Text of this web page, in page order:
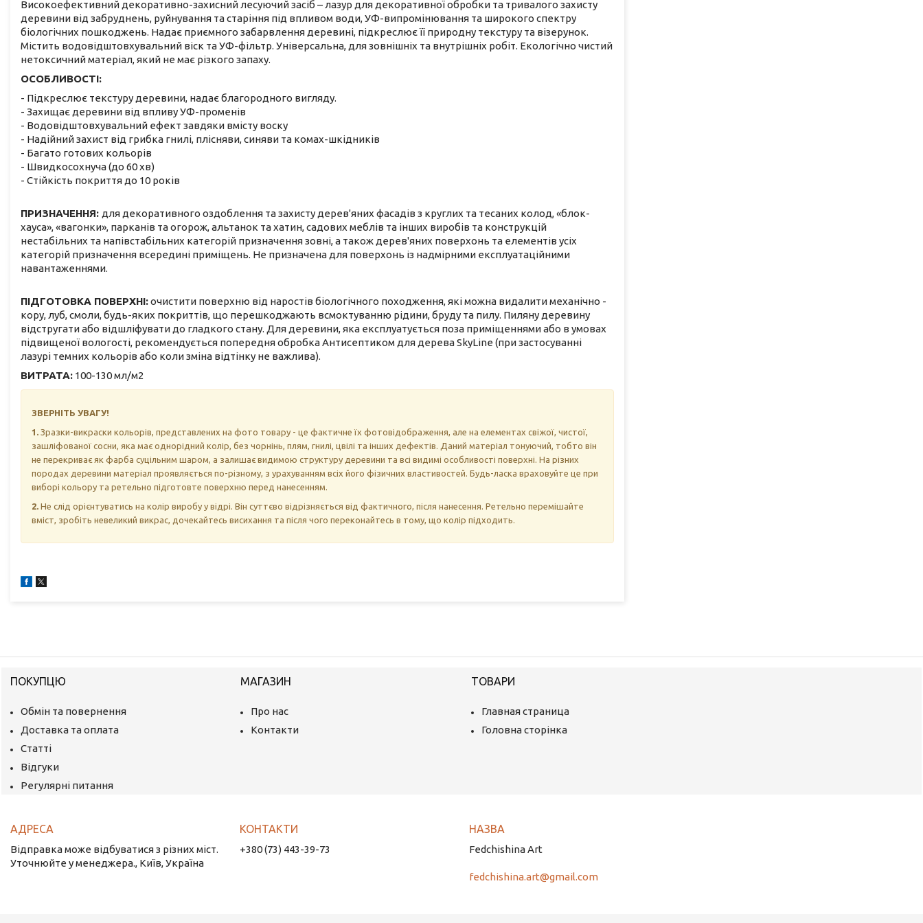
Високоефективний декоративно-захисний лесуючий засіб – лазур для декоративної обробки та тривалого захисту
деревини від забруднень, руйнування та старіння під впливом води, УФ-випромінювання та широкого спектру
біологічних пошкоджень. Надає приємного забарвлення деревині, підкреслює її природну текстуру та візерунок.
Містить водовідштовхувальний віск та УФ-фільтр. Універсальна, для зовнішніх та внутрішніх робіт. Екологічно чистий
нетоксичний матеріал, який не має різкого запаху.
ОСОБЛИВОСТІ:
- Підкреслює текстуру деревини, надає благородного вигляду.
- Захищає деревини від впливу УФ-променів
- Водовідштовхувальний ефект завдяки вмісту воску
- Надійний захист від грибка гнилі, плісняви, синяви та комах-шкідників
- Багато готових кольорів
- Швидкосохнуча (до 60 хв)
- Стійкість покриття до 10 років
ПРИЗНАЧЕННЯ: для декоративного оздоблення та захисту дерев'яних фасадів з круглих та тесаних колод, «блок-
хауса», «вагонки», парканів та огорож, альтанок та хатин, садових меблів та інших виробів та конструкцій
нестабільних та напівстабільних категорій призначення зовні, а також дерев'яних поверхонь та елементів усіх
категорій призначення всередині приміщень. Не призначена для поверхонь із надмірними експлуатаційними
навантаженнями.
ПІДГОТОВКА ПОВЕРХНІ:очистити поверхню від наростів біологічного походження, які можна видалити механічно -
кору, луб, смоли, будь-яких покриттів, що перешкоджають всмоктуванню рідини, бруду та пилу. Пиляну деревину
відстругати або відшліфувати до гладкого стану. Для деревини, яка експлуатується поза приміщеннями або в умовах
підвищеної вологості, рекомендується попередня обробка Антисептиком для дерева SkyLine (при застосуванні
лазурі темних кольорів або коли зміна відтінку не важлива).
ВИТРАТА: 100-130 мл/м2
ЗВЕРНІТЬ УВАГУ!
1 Зразки-викраски кольорів, представлених на фото товару - це фактичне їх фотовідображення, але на елементах свіжої, чистої,
зашліфованої сосни, яка має однорідний колір, без чорнінь, плям, гнилі, цвілі та інших дефектів. Даний матеріал тонуючий, тобто він
не перекриває як фарба суцільним шаром, а залишає видимою структуру деревини та всі видимі особливості поверхні. На різних
породах деревини матеріал проявляється по-різному, з урахуванням всіх його фізичних властивостей. Будь-ласка враховуйте це при
виборі кольору та ретельно підготовте поверхню перед нанесенням.
2. Не слід орієнтуватись на колір виробу у відрі. Він суттєво відрізняється від фактичного, після нанесення. Ретельно перемішайте
вміст, зробіть невеликий викрас, дочекайтесь висихання та після чого переконайтесь в тому, що колір підходить.
ПОКУПЦЮ
Обмін та повернення
Доставка та оплата
Статті
Відгуки
Регулярні питання
МАГАЗИН
Про нас
Контакти
ТОВАРИ
Главная страница
Головна сторінка
Відправка може відбуватися з різних міст.
Уточнюйте у менеджера., Київ, Україна
+380 (73) 443-39-73 Fedchishina Art
fedchishina.art@gmail.com